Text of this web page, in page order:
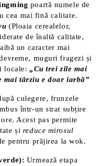
poartă numele de
cea mai fină calitate​.
(Ploaia cerealelor,
de înaltă calitate,
un caracter mai
muguri fragezi și
locale: „Cu trei zile mai
mai târziu e doar iarbă”​
culegere, frunzele
într-un strat subțire
Acest pas permite
și reduce mirosul
pentru prăjirea la wok​.
Urmează etapa